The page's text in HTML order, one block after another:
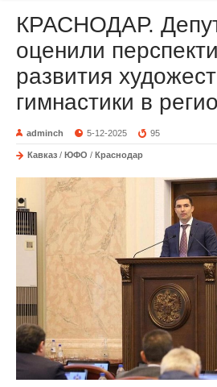
КРАСНОДАР.
оценили
развития
гимнастики в
adminch 5-12-2025 95
Кавказ / ЮФО / Краснодар